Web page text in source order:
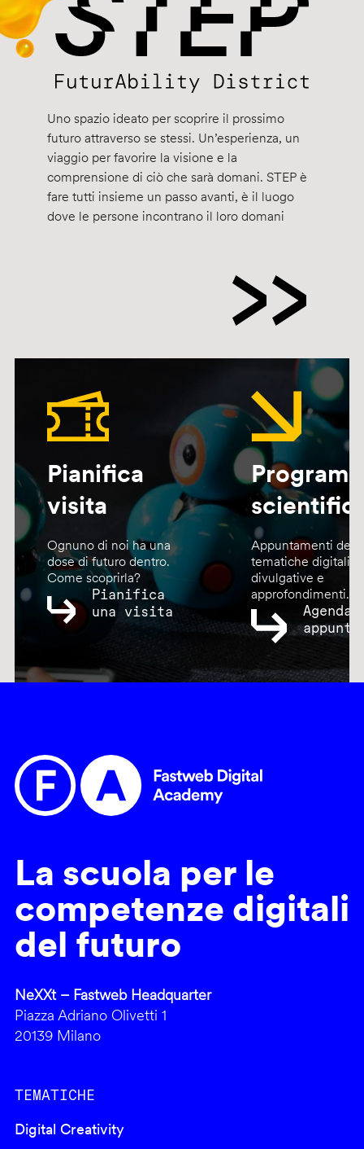
Uno spazio ideato per scoprire il prossimo
futuro attraverso se stessi. Un’esperienza, un
viaggio per favorire la visione e la
comprensione di ciò che sarà domani. STEP è
fare tutti insieme un passo avanti, è il luogo
dove le persone incontrano il loro domani
Pianifica
visita
Ognuno di noi ha una
dose di futuro dentro.
Come scoprirla?
Pianifica
una visita
Appuntamenti
tematiche digitali,
divulgative e
approfondimenti.
Agenda
La scuola per le
competenze digitali
del futuro
NeXXt – Fastweb Headquarter
Piazza Adriano Olivetti 1
20139 Milano
TEMATICHE
Digital Creativity